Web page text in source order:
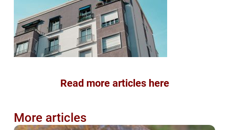
Read more articles here
More articles